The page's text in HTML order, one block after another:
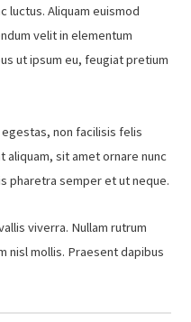
luctus. Aliquam euismod
velit in elementum
ut ipsum eu, feugiat pretium
non facilisis felis
aliquam, sit amet ornare nunc
pharetra semper et ut neque.
viverra. Nullam rutrum
nisl mollis. Praesent dapibus